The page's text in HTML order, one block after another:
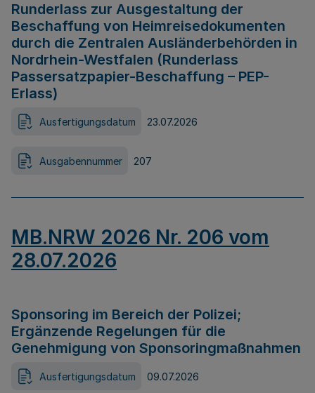
Runderlass zur Ausgestaltung der
Beschaffung von Heimreisedokumenten
durch die Zentralen Ausländerbehörden in
Nordrhein-Westfalen (Runderlass
Passersatzpapier-Beschaffung – PEP-
Erlass)
Ausfertigungsdatum 23.07.2026
Ausgabennummer 207
MB.NRW 2026 Nr. 206 vom
28.07.2026
Sponsoring im Bereich der Polizei;
Ergänzende Regelungen für die
Genehmigung von Sponsoringmaßnahmen
Ausfertigungsdatum 09.07.2026